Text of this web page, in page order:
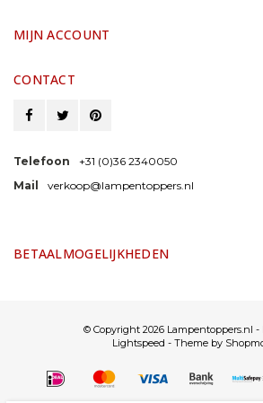
MIJN ACCOUNT
CONTACT
Telefoon
+31 (0)36 2340050
Mail
verkoop@lampentoppers.nl
BETAALMOGELIJKHEDEN
© Copyright 2026 Lampentoppers.nl -
Lightspeed - Theme by